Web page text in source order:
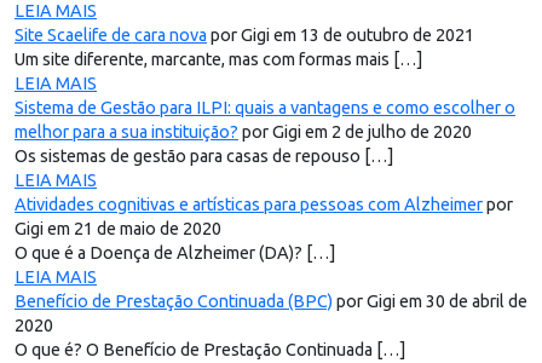
LEIA MAIS
Site Scaelife de cara nova por Gigi em 13 de outubro de 2021
Um site diferente, marcante, mas com formas mais […]
LEIA MAIS
Sistema de Gestão para ILPI: quais a vantagens e como escolher o
melhor para a sua instituição? por Gigi em 2 de julho de 2020
Os sistemas de gestão para casas de repouso […]
LEIA MAIS
Atividades cognitivas e artísticas para pessoas com Alzheimerpor
Gigi em 21 de maio de 2020
O que é a Doença de Alzheimer (DA)? […]
LEIA MAIS
Benefício de Prestação Continuada (BPC) por Gigi em 30 de abril de
2020
O que é? O Benefício de Prestação Continuada […]